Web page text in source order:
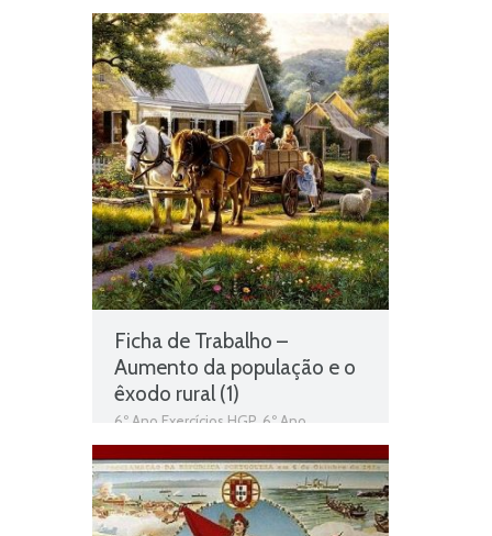
Portugal,Espaços em que Portugal de
integra,espaços em que Portugal se
insere,Evolução da população e
movimentos demográficos,História e
Geografia de Portugal,organização
económica,Portugal nos dias de hoje,
Portugal nos dias de hoje – Sociedade
e geografia humana,sociedade rural e
sociedade urbana,Teste Diagnóstico
6º Ano HGP
Ficha de Trabalho –
Aumento da população e o
êxodo rural (1)
6º Ano Exercícios HGP 6º Ano
Portugal,Aumento da população e o
êxodo rural,Ficha de Trabalho 6º Ano
HGP,História e Geografia de Portugal,
Vida no campo